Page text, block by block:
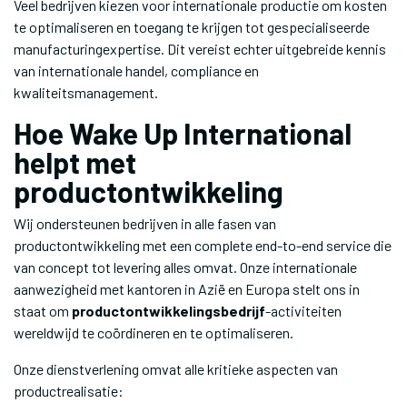
Veel bedrijven kiezen voor internationale productie om kosten
te optimaliseren en toegang te krijgen tot gespecialiseerde
manufacturingexpertise. Dit vereist echter uitgebreide kennis
van internationale handel, compliance en
kwaliteitsmanagement.
Hoe Wake Up International
helpt met
productontwikkeling
Wij ondersteunen bedrijven in alle fasen van
productontwikkeling met een complete end-to-end service die
van concept tot levering alles omvat. Onze internationale
aanwezigheid met kantoren in Azië en Europa stelt ons in
staat om productontwikkelingsbedrijf-activiteiten
wereldwijd te coördineren en te optimaliseren.
Onze dienstverlening omvat alle kritieke aspecten van
productrealisatie: